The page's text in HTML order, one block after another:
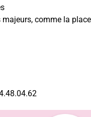
comme la